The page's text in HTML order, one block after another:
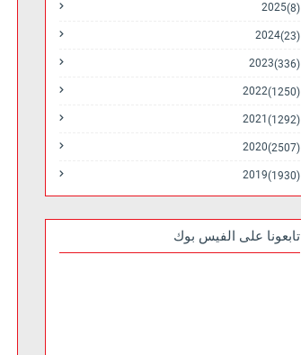
2025 (8)
2024 (23)
2023 (336)
2022 (1250)
2021 (1292)
2020 (2507)
2019 (1930)
تابعونا على الفيس بوك